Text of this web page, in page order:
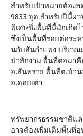
สำหรับเป้าหมายต้องล
9833 จุด สำหรับปีนี้ผ
พิเศษซึ่งพื้นที่นี้มักเกิด
ซึ่งเป็นพื้นที่รอยต่อระ
นกับสันกำแพง บริเวณ
ป่าสักงาม พื้นที่ต่อมา
อ.สันทราย พื้นที่ต.บ้า
อ.ดอยเต่า
ทรัพยากรธรรมชาติแล
อาจต้องเพิ่มเติมพื้นที่